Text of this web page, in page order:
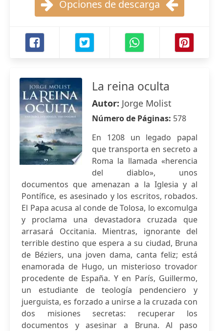
Opciones de descarga
La reina oculta
Autor: Jorge Molist
Número de Páginas: 578
En 1208 un legado papal
que transporta en secreto a
Roma la llamada «herencia
del diablo», unos
documentos que amenazan a la Iglesia y al
Pontífice, es asesinado y los escritos, robados.
El Papa acusa al conde de Tolosa, lo excomulga
y proclama una devastadora cruzada que
arrasará Occitania. Mientras, ignorante del
terrible destino que espera a su ciudad, Bruna
de Béziers, una joven dama, canta feliz; está
enamorada de Hugo, un misterioso trovador
procedente de España. Y en París, Guillermo,
un estudiante de teología pendenciero y
juerguista, es forzado a unirse a la cruzada con
dos misiones secretas: recuperar los
documentos y asesinar a Bruna. Al paso